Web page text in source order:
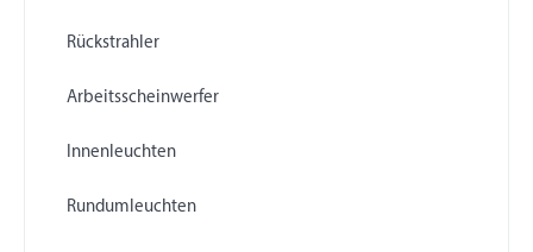
Rückstrahler
Arbeitsscheinwerfer
Innenleuchten
Rundumleuchten